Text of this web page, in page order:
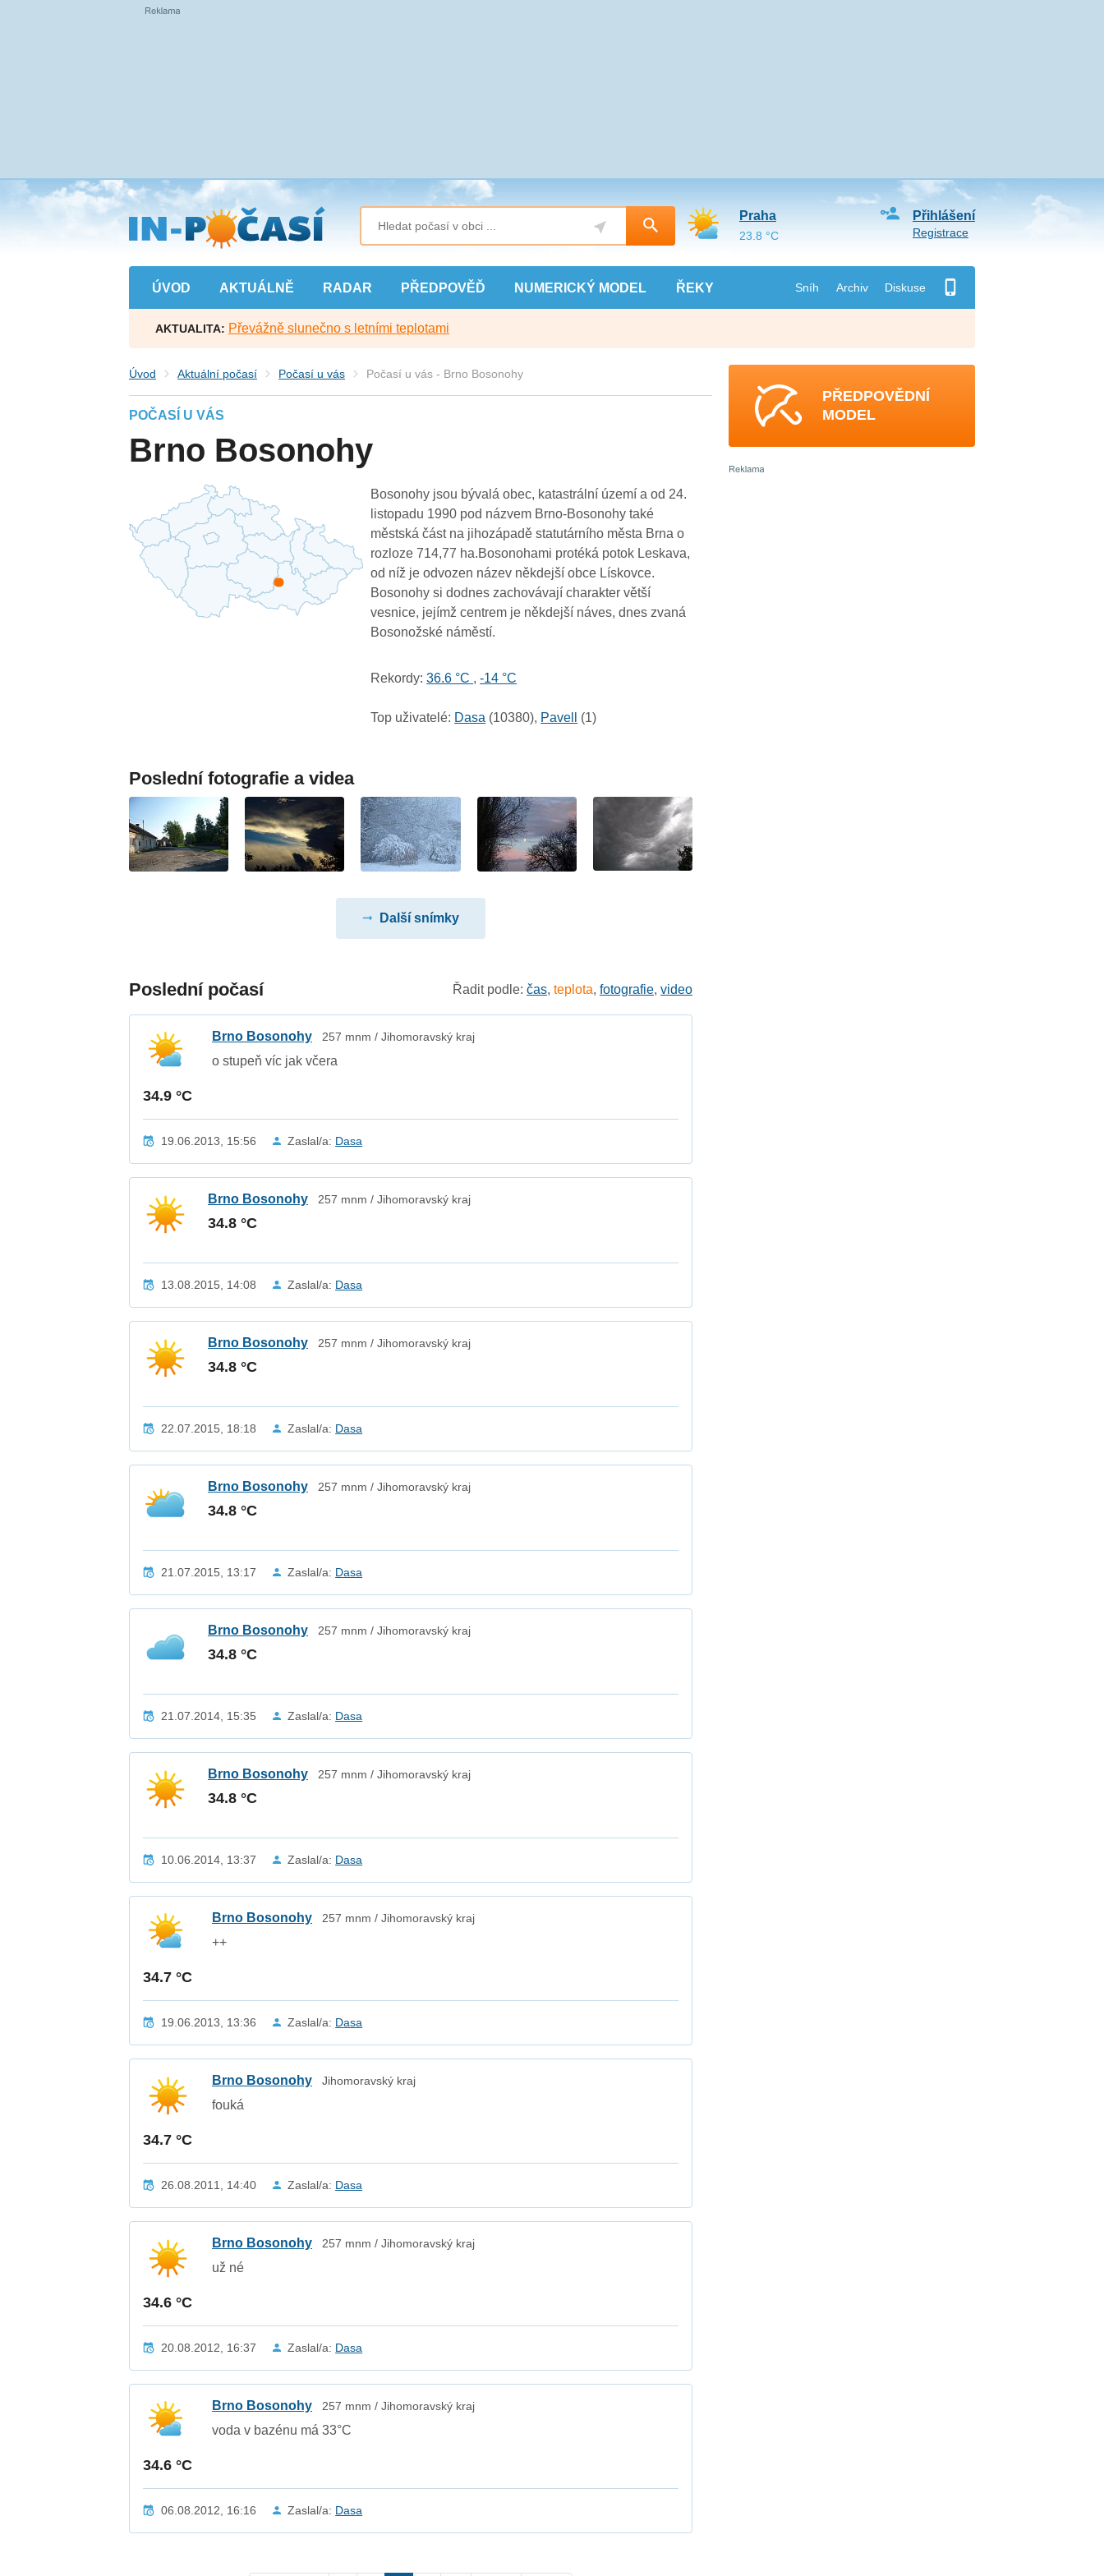
Přejít
na
hlavní
obsah
ÚVOD AKTUÁLNĚ RADAR PŘEDPOVĚĎ NUMERICKÝ MODEL ŘEKY Sníh Archiv Diskuse
Přihlášení
Registrace
Praha
23.8 °C
AKTUALITA: Převážně slunečno s letními teplotami
Úvod Aktuální počasí Počasí u vás Počasí u vás - Brno Bosonohy
POČASÍ U VÁS
Brno Bosonohy
Bosonohy jsou bývalá obec, katastrální území a od 24.
listopadu 1990 pod názvem Brno-Bosonohy také
městská část na jihozápadě statutárního města Brna o
rozloze 714,77 ha.Bosonohami protéká potok Leskava,
od níž je odvozen název někdejší obce Lískovce.
Bosonohy si dodnes zachovávají charakter větší
vesnice, jejímž centrem je někdejší náves, dnes zvaná
Bosonožské náměstí.
Rekordy: 36.6 °C ,-14 °C
Top uživatelé: Dasa (10380), Pavell (1)
Poslední fotografie a videa
Další snímky
Poslední počasí Řadit podle: čas, teplota, fotografie, video
34.9 °C
Brno Bosonohy 257 mnm / Jihomoravský kraj
o stupeň víc jak včera
19.06.2013, 15:56 Zaslal/a: Dasa
Brno Bosonohy 257 mnm / Jihomoravský kraj
34.8 °C
13.08.2015, 14:08 Zaslal/a: Dasa
Brno Bosonohy 257 mnm / Jihomoravský kraj
34.8 °C
22.07.2015, 18:18 Zaslal/a: Dasa
Brno Bosonohy 257 mnm / Jihomoravský kraj
34.8 °C
21.07.2015, 13:17 Zaslal/a: Dasa
Brno Bosonohy 257 mnm / Jihomoravský kraj
34.8 °C
21.07.2014, 15:35 Zaslal/a: Dasa
Brno Bosonohy 257 mnm / Jihomoravský kraj
34.8 °C
10.06.2014, 13:37 Zaslal/a: Dasa
34.7 °C
Brno Bosonohy 257 mnm / Jihomoravský kraj
++
19.06.2013, 13:36 Zaslal/a: Dasa
34.7 °C
Brno Bosonohy Jihomoravský kraj
fouká
26.08.2011, 14:40 Zaslal/a: Dasa
34.6 °C
Brno Bosonohy 257 mnm / Jihomoravský kraj
už né
20.08.2012, 16:37 Zaslal/a: Dasa
34.6 °C
Brno Bosonohy 257 mnm / Jihomoravský kraj
voda v bazénu má 33°C
06.08.2012, 16:16 Zaslal/a: Dasa
PŘEDPOVĚDNÍ
MODEL